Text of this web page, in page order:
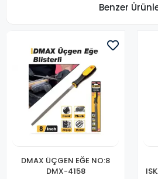
Benzer
DMAX ÜÇGEN EĞE NO:8
DMX-4158